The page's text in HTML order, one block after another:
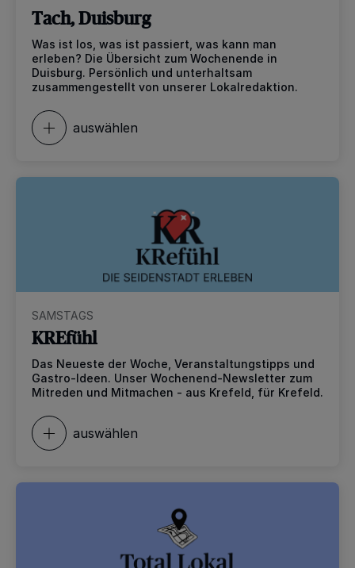
Tach, Duisburg
Was ist los, was ist passiert, was kann man
erleben? Die Übersicht zum Wochenende in
Duisburg. Persönlich und unterhaltsam
zusammengestellt von unserer Lokalredaktion.
auswählen
SAMSTAGS
KREfühl
Das Neueste der Woche, Veranstaltungstipps und
Gastro-Ideen. Unser Wochenend-Newsletter zum
Mitreden und Mitmachen - aus Krefeld, für Krefeld.
auswählen